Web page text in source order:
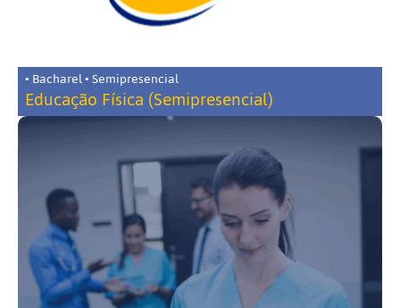
• Bacharel • Semipresencial
Educação Física (Semipresencial)